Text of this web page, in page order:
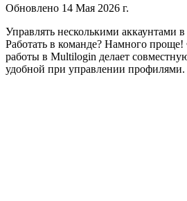
Обновлено 14 Мая 2026 г.
Управлять несколькими аккаунтами
Работать в команде? Намного
работы в Multilogin делает
удобной при управлении профилями.